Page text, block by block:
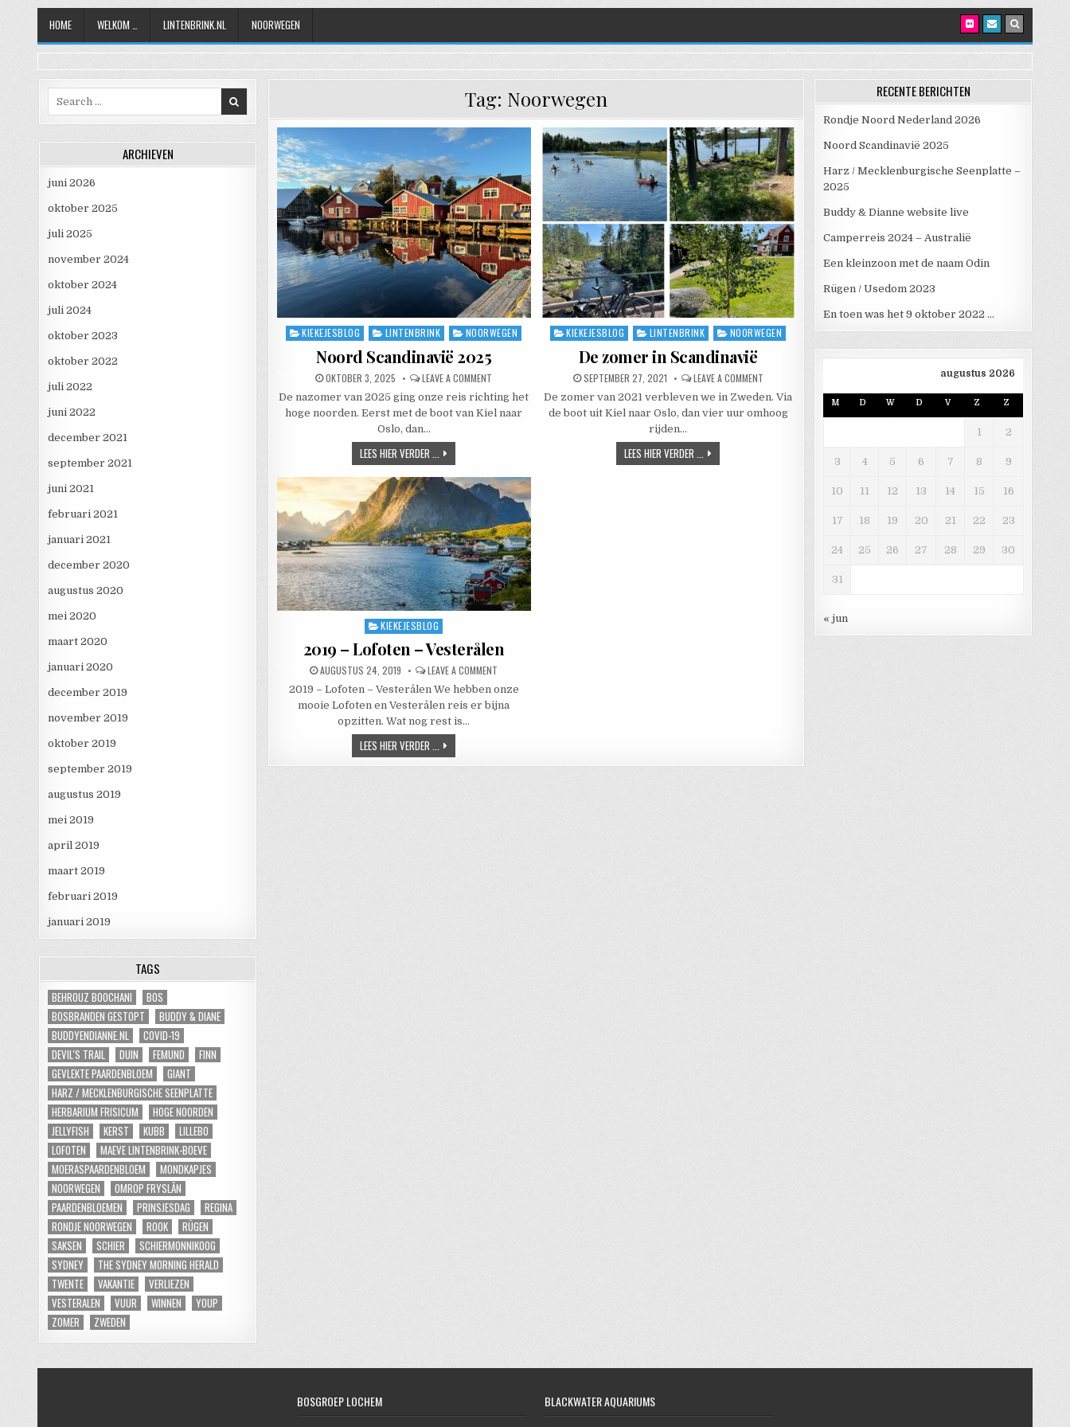
HOME WELKOM … LINTENBRINK.NL NOORWEGEN
Tag: Noorwegen
Posted in
KIEKEJESBLOG LINTENBRINK NOORWEGEN
Noord Scandinavië 2025
PUBLISHED DATE:
OKTOBER 3, 2025 LEAVE A COMMENT ON NOORD SCANDINAVIË 2025
De nazomer van 2025 ging onze reis richting het
hoge noorden. Eerst met de boot van Kiel naar
Oslo, dan…
LEES HIER VERDER ... NOORD SCANDINAVIË 2025
Posted in
KIEKEJESBLOG LINTENBRINK NOORWEGEN
De zomer in Scandinavië
PUBLISHED DATE:
SEPTEMBER 27, 2021 LEAVE A COMMENTON DE ZOMER IN SCANDINAVIË
De zomer van 2021 verbleven we in Zweden. Via
de boot uit Kiel naar Oslo, dan vier uur omhoog
rijden…
LEES HIER VERDER ... DE ZOMER IN SCANDINAVIË
Posted in
KIEKEJESBLOG
2019 – Lofoten – Vesterålen
PUBLISHED DATE:
AUGUSTUS 24, 2019 LEAVE A COMMENT
2019 – Lofoten – Vesterålen We hebben onze
mooie Lofoten en Vesterålen reis er bijna
opzitten. Wat nog rest is…
LEES HIER VERDER ... 2019 – LOFOTEN – VESTERÅLEN
Search for:
ARCHIEVEN
juni 2026
oktober 2025
juli 2025
november 2024
oktober 2024
juli 2024
oktober 2023
oktober 2022
juli 2022
juni 2022
december 2021
september 2021
juni 2021
februari 2021
januari 2021
december 2020
augustus 2020
mei 2020
maart 2020
januari 2020
december 2019
november 2019
oktober 2019
september 2019
augustus 2019
mei 2019
april 2019
maart 2019
februari 2019
januari 2019
TAGS
BEHROUZ BOOCHANI
BOS
BOSBRANDEN GESTOPT
BUDDY & DIANE
BUDDYENDIANNE.NL
COVID-19
DEVIL'S TRAIL
DUIN FEMUND
FINN
GEVLEKTE PAARDENBLOEM
GIANT
HARZ / MECKLENBURGISCHE SEENPLATTE
HERBARIUM FRISICUM
HOGE NOORDEN
JELLYFISH
KERST KUBB
LILLEBO
LOFOTEN
MAEVE LINTENBRINK-BOEVE
MOERASPAARDENBLOEM
MONDKAPJES
NOORWEGEN
OMROP FRYSLÂN
PAARDENBLOEMEN
PRINSJESDAG
REGINA
RONDJE NOORWEGEN
ROOK
RÜGEN
SAKSEN
SCHIER
SCHIERMONNIKOOG
SYDNEY
THE SYDNEY MORNING HERALD
TWENTE
VAKANTIE
VERLIEZEN
VESTERALEN
VUUR WINNEN
YOUP
ZOMER
ZWEDEN
RECENTE BERICHTEN
Rondje Noord Nederland 2026
Noord Scandinavië 2025
Harz / Mecklenburgische Seenplatte –
2025
Buddy & Dianne website live
Camperreis 2024 – Australië
Een kleinzoon met de naam Odin
Rügen / Usedom 2023
En toen was het 9 oktober 2022 …
augustus 2026
M D W D V Z Z
1 2
3 4 5 6 7 8 9
10 11 12 13 14 15 16
17 18 19 20 21 22 23
24 25 26 27 28 29 30
31
« jun
BOSGROEP LOCHEM BLACKWATER AQUARIUMS